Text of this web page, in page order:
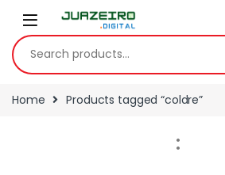
Home Products tagged “coldre”